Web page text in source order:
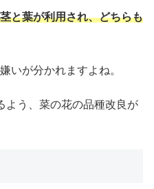
と葉が利用され、どちらも
いが分かれますよね。
よう、菜の花の品種改良が